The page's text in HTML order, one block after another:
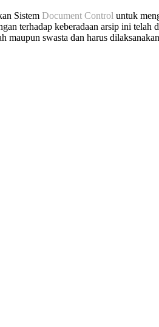
Sistem Document Control untuk
terhadap keberadaan arsip ini telah
maupun swasta dan harus